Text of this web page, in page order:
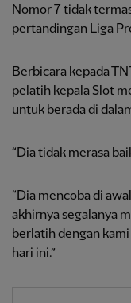
Nomor 7 tidak
pertandingan Liga
Berbicara kepada
pelatih kepala Slot
untuk berada di
“Dia tidak merasa
“Dia mencoba di
akhirnya segalanya
berlatih dengan
hari ini.”